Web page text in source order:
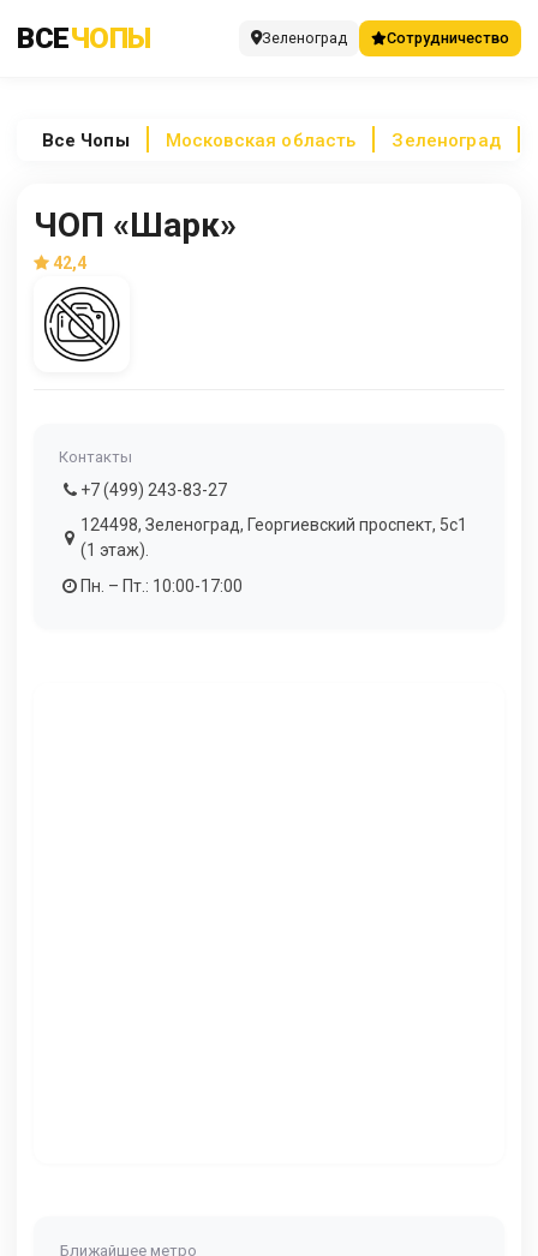
ВСЕЧОПЫ Зеленоград Сотрудничество
Все Чопы Московская область Зеленоград
ЧОП «Шарк»
42,4
Контакты
+7 (499) 243-83-27
124498, Зеленоград, Георгиевский проспект, 5с1
(1 этаж).
Пн. – Пт.: 10:00-17:00
Ближайшее метро